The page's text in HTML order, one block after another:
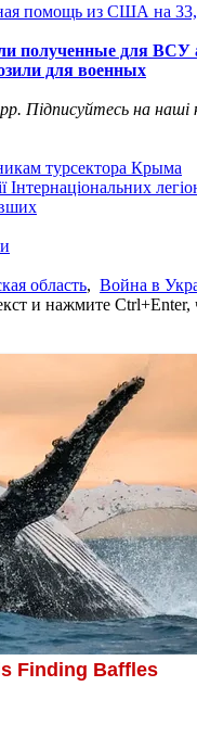
помощь из США на
полученные для ВСУ
для военных
Підписуйтесь на наші
турсектора Крыма
область, Война в
и нажмите